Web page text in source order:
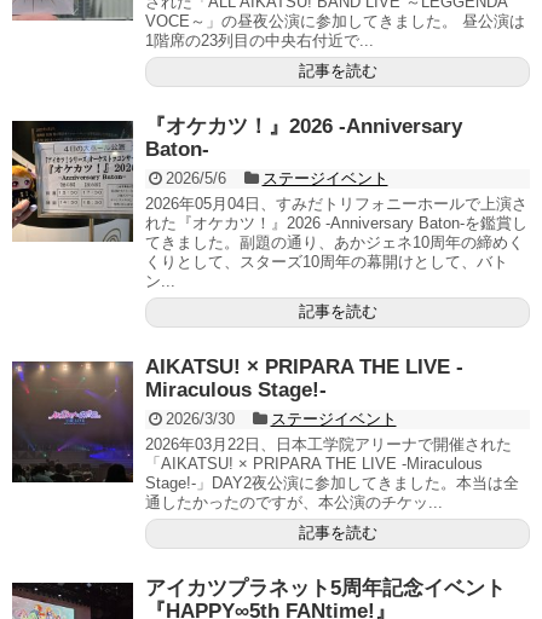
VOCE～」の昼夜公演に参加してきました。 昼公演は
1階席の23列目の中央右付近で...
記事を読む
『オケカツ！』2026 -Anniversary
Baton-
2026/5/6
ステージイベント
2026年05月04日、すみだトリフォニーホールで上演さ
れた『オケカツ！』2026 -Anniversary Baton-を鑑賞し
てきました。副題の通り、あかジェネ10周年の締めく
くりとして、スターズ10周年の幕開けとして、バト
ン...
記事を読む
AIKATSU! × PRIPARA THE LIVE -
Miraculous Stage!-
2026/3/30
ステージイベント
2026年03月22日、日本工学院アリーナで開催された
「AIKATSU! × PRIPARA THE LIVE -Miraculous
Stage!-」DAY2夜公演に参加してきました。本当は全
通したかったのですが、本公演のチケッ...
記事を読む
アイカツプラネット5周年記念イベント
『HAPPY∞5th FANtime!』